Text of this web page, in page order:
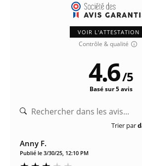
VOIR L'ATTESTATION
Contrôle & qualité
4.6/5
Basé sur 5 avis
Trier par
Anny F.
Publié le 3/30/25, 12:10 PM